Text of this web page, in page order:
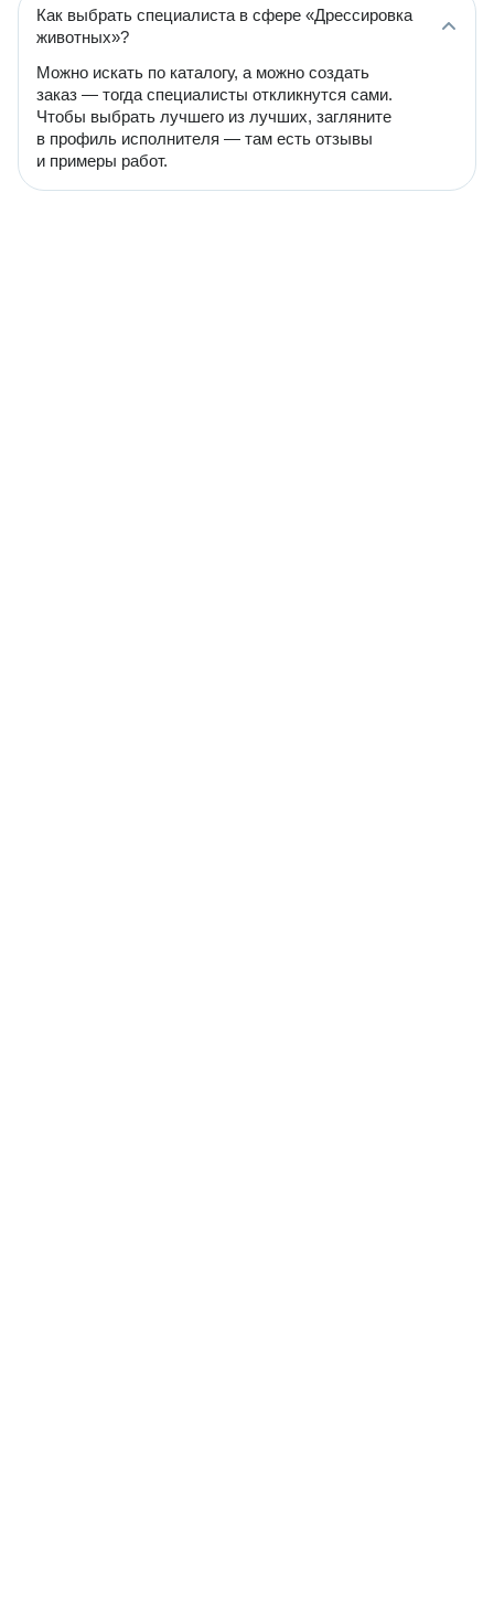
Как выбрать специалиста в сфере «Дрессировка
животных»?
Можно искать по каталогу, а можно создать
заказ — тогда специалисты откликнутся сами.
Чтобы выбрать лучшего из лучших, загляните
в профиль исполнителя — там есть отзывы
и примеры работ.